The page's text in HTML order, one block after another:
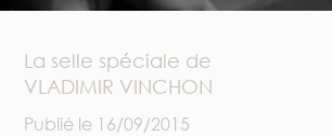
La selle spéciale de
VLADIMIR VINCHON
Publié le 16/09/2015